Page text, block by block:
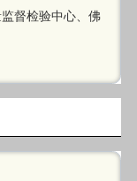
督检验中心、佛